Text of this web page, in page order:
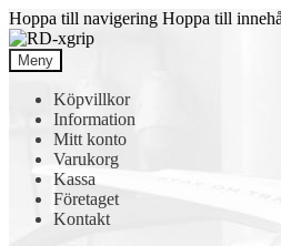
Hoppa till navigering Hoppa till
Meny
Köpvillkor
Information
Mitt konto
Varukorg
Kassa
Företaget
Kontakt